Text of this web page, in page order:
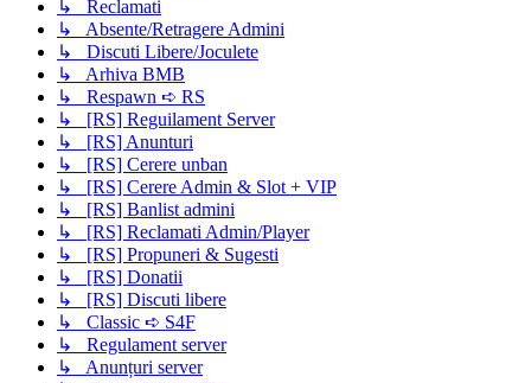
↳ Reclamati
↳ Absente/Retragere Admini
↳ Discuti Libere/Joculete
↳ Arhiva BMB
↳ Respawn ➪ RS
↳ [RS] Reguilament Server
↳ [RS] Anunturi
↳ [RS] Cerere unban
↳ [RS] Cerere Admin & Slot + VIP
↳ [RS] Banlist admini
↳ [RS] Reclamati Admin/Player
↳ [RS] Propuneri & Sugesti
↳ [RS] Donatii
↳ [RS] Discuti libere
↳ Classic ➪ S4F
↳ Regulament server
↳ Anunțuri server